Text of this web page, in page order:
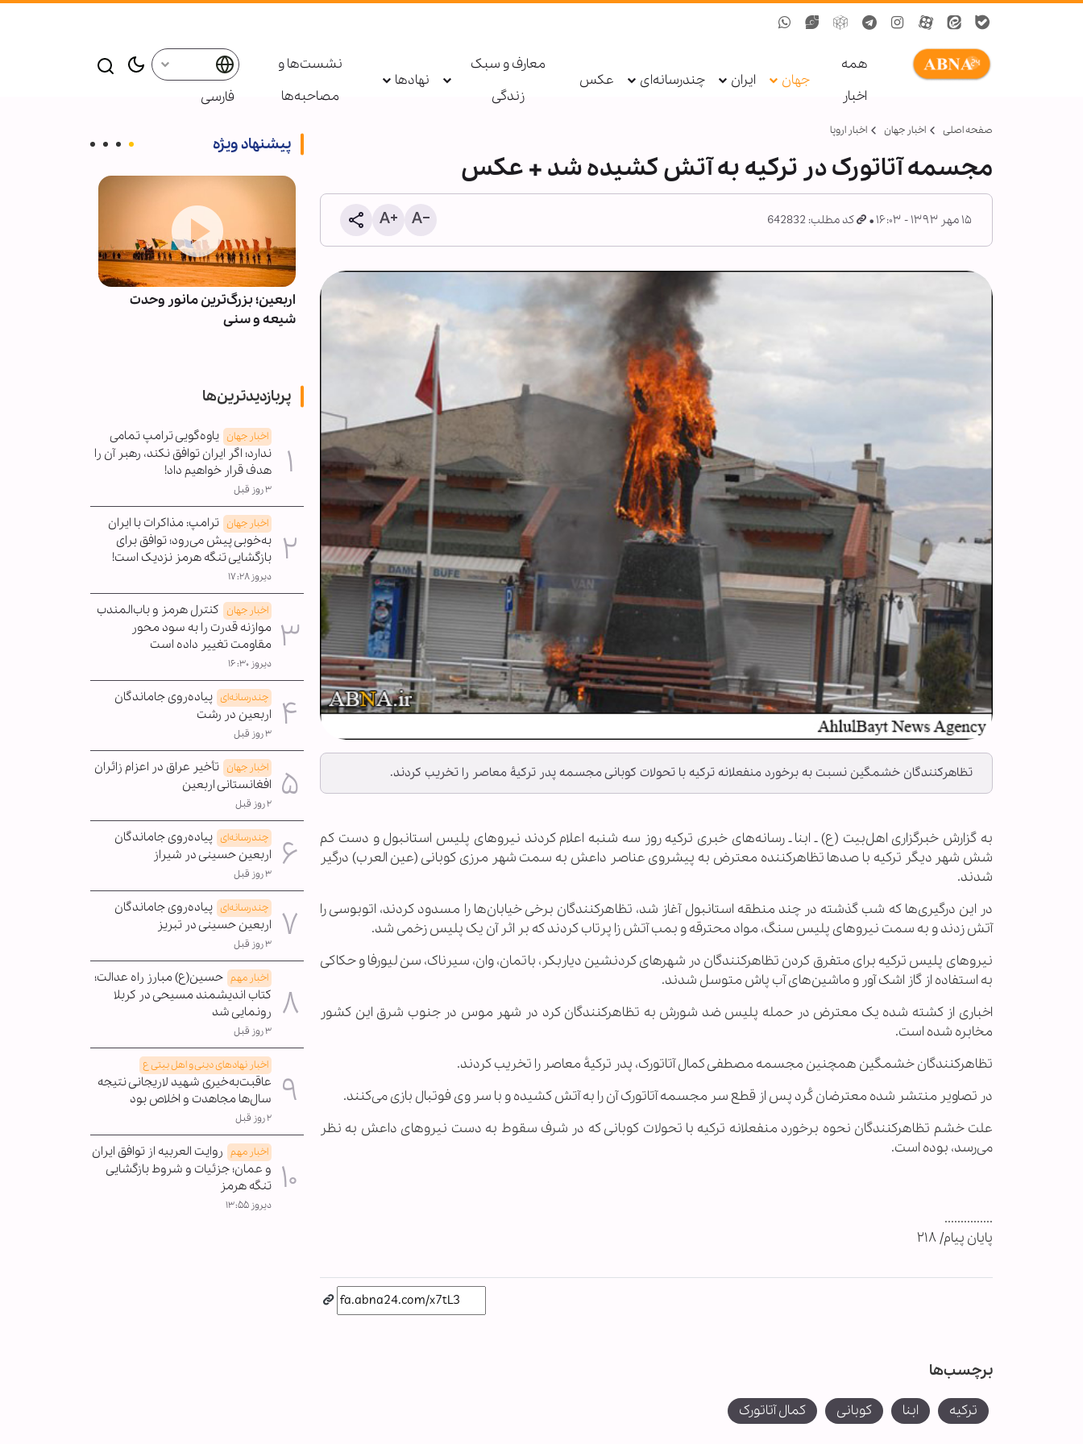
همه
اخبار
جهان ایران چندرسانه‌ای عکس
معارف و سبک
زندگی
نهادها
نشست‌ها و
مصاحبه‌ها
فارسی
صفحه اصلی اخبار جهان اخبار اروپا
مجسمه آتاتورک در ترکیه به آتش کشیده شد + عکس
۱۵ مهر ۱۳۹۳ - ۱۶:۰۳ کد مطلب: 642832
تظاهرکنندگان خشمگین نسبت به برخورد منفعلانه ترکیه با تحولات کوبانی مجسمه پدر ترکیهٔ معاصر را تخریب کردند.
به گزارش خبرگزاری اهل‌بیت (ع) ـ ابنا ـ رسانه‌های خبری ترکیه روز سه شنبه اعلام کردند نیروهای پلیس استانبول و دست کم
شش شهر دیگر ترکیه با صد‌ها تظاهرکننده معترض به پیشروی عناصر داعش به سمت شهر مرزی کوبانی (عین العرب) درگیر
شدند.
در این درگیری‌ها که شب گذشته در چند منطقه استانبول آغاز شد، تظاهرکنندگان برخی خیابان‌ها را مسدود کردند، اتوبوسی را
آتش زدند و به سمت نیروهای پلیس سنگ، مواد محترقه و بمب آتش زا پرتاب کردند که بر اثر آن یک پلیس زخمی شد.
نیروهای پلیس ترکیه برای متفرق کردن تظاهرکنندگان در شهرهای کردنشین دیاربکر، باتمان، وان، سیرناک، سن لیورفا و حکاکی
به استفاده از گاز اشک آور و ماشین‌های آب پاش متوسل شدند.
اخباری از کشته شده یک معترض در حمله پلیس ضد شورش به تظاهرکنندگان کرد در شهر موس در جنوب شرق این کشور
مخابره شده است.
تظاهرکنندگان خشمگین همچنین مجسمه مصطفی کمال آتاتورک، پدر ترکیهٔ معاصر را تخریب کردند.
در تصاویر منتشر شده معترضان کُرد پس از قطع سر مجسمه آتاتورک آن را به آتش کشیده و با سر وی فوتبال بازی می‌کنند.
علت خشم تظاهرکنندگان نحوه برخورد منفعلانه ترکیه با تحولات کوبانی که در شرف سقوط به دست نیروهای داعش به نظر
می‌رسد، بوده است.
...............
پایان پیام/ ۲۱۸
برچسب‌ها
ترکیه ابنا کوبانی کمال آتاتورک
پیشنهاد ویژه
عربستان آمار تلفات و خسارات
حملات یمن را محرمانه و غیرقابل
انتشار اعلام کرد
اربعین؛ بزرگ‌ترین مانور وحدت
شیعه و سنی
پربازدیدترین‌ها
اخبار جهان یاوه‌گویی ترامپ تمامی
ندارد؛ اگر ایران توافق نکند، رهبر آن را
هدف قرار خواهیم داد!
۳ روز قبل
اخبار جهان ترامپ: مذاکرات با ایران
به‌خوبی پیش می‌رود؛ توافق برای
بازگشایی تنگه هرمز نزدیک است!
دیروز ۱۷:۲۸
اخبار جهان کنترل هرمز و باب‌المندب
موازنه قدرت را به سود محور
مقاومت تغییر داده است
دیروز ۱۶:۳۰
چندرسانه‌ای پیاده‌روی جاماندگان
اربعین در رشت
۳ روز قبل
اخبار جهان تأخیر عراق در اعزام زائران
افغانستانی اربعین
۲ روز قبل
چندرسانه‌ای پیاده‌روی جاماندگان
اربعین حسینی در شیراز
۳ روز قبل
چندرسانه‌ای پیاده‌روی جاماندگان
اربعین حسینی در تبریز
۳ روز قبل
اخبار مهم حسین(ع) مبارز راه عدالت؛
کتاب اندیشمند مسیحی در کربلا
رونمایی شد
۳ روز قبل
اخبار نهادهای دینی و اهل بیتی ع
عاقبت‌به‌خیری شهید لاریجانی نتیجه
سال‌ها مجاهدت و اخلاص بود
۲ روز قبل
اخبار مهم روایت العربیه از توافق ایران
و عمان؛ جزئیات و شروط بازگشایی
تنگه هرمز
دیروز ۱۳:۵۵